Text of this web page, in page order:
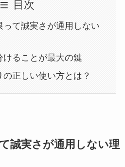
目次
って誠実さが通用しない
けることが最大の鍵
正しい使い方とは？
誠実さが通用しない理